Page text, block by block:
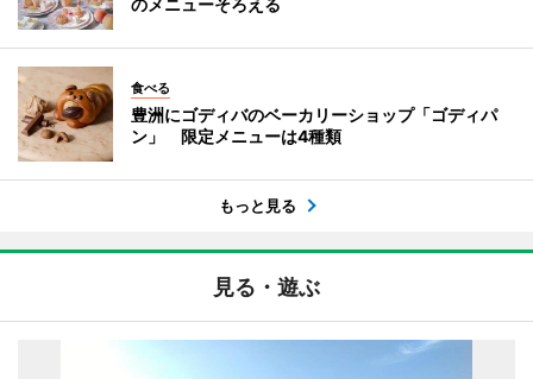
のメニューそろえる
食べる
豊洲にゴディバのベーカリーショップ「ゴディパ
ン」 限定メニューは4種類
もっと見る
見る・遊ぶ